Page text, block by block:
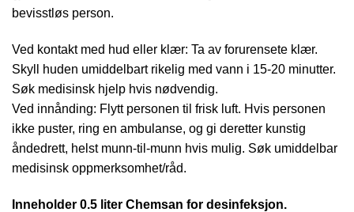
bevisstløs person.
Ved kontakt med hud eller klær: Ta av forurensete klær.
Skyll huden umiddelbart rikelig med vann i 15-20 minutter.
Søk medisinsk hjelp hvis nødvendig.
Ved innånding: Flytt personen til frisk luft. Hvis personen
ikke puster, ring en ambulanse, og gi deretter kunstig
åndedrett, helst munn-til-munn hvis mulig. Søk umiddelbar
medisinsk oppmerksomhet/råd.
Inneholder 0.5 liter Chemsan for desinfeksjon.